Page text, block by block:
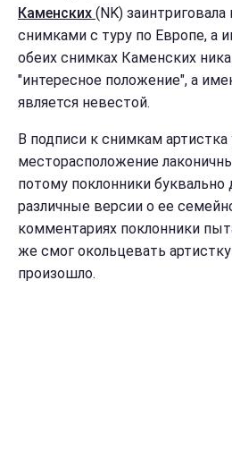
Каменских (NK)
снимками с туру по Европе, а
обеих снимках Каменских
"интересное положение", а
является невестой.
В подписи к снимкам
месторасположение
потому поклонники
различные версии о ее
комментариях поклонники
же смог окольцевать
произошло.